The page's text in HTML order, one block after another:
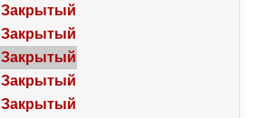
Закрытый
Закрытый
Закрытый
Закрытый
Закрытый